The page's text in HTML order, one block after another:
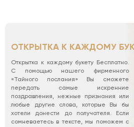
ОТКРЫТКА К КАЖДОМУ
Открытка к каждому букету Бесплатно.
С помощью нашего фирменного
«Тайного послания» Вы сможете
передать самые искренние
поздравления, нежные признания или
любые другие слова, которые Вы бы
хотели донести до получателя. Если
сомневаетесь в тексте, мы поможем с